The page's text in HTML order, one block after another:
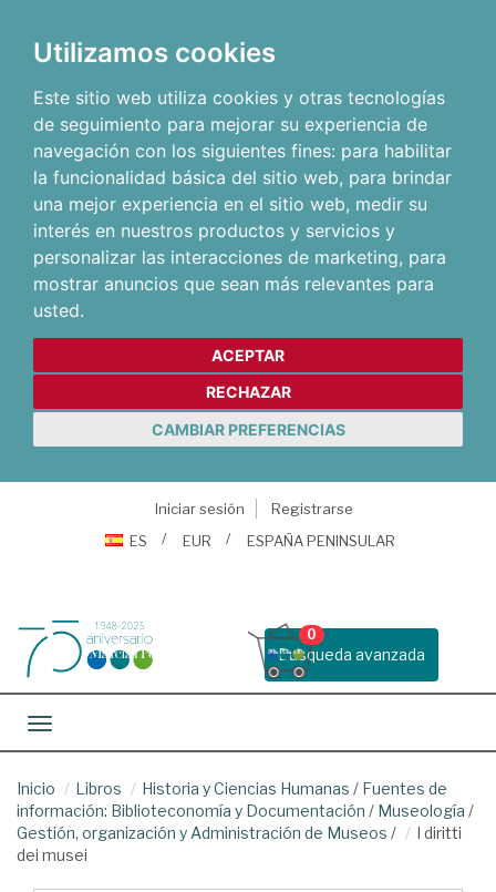
Utilizamos cookies
Este sitio web utiliza cookies y otras tecnologías
de seguimiento para mejorar su experiencia de
navegación con los siguientes fines: para habilitar
la funcionalidad básica del sitio web, para brindar
una mejor experiencia en el sitio web, medir su
interés en nuestros productos y servicios y
personalizar las interacciones de marketing, para
mostrar anuncios que sean más relevantes para
usted.
ACEPTAR
RECHAZAR
CAMBIAR PREFERENCIAS
Iniciar sesión
Registrarse
ES
EUR ESPAÑA PENINSULAR
Busqueda avanzada
0
Toggle navigation
Inicio Libros Historia y Ciencias Humanas / Fuentes de
información: Biblioteconomía y Documentación / Museología /
Gestión, organización y Administración de Museos /
I diritti
dei musei